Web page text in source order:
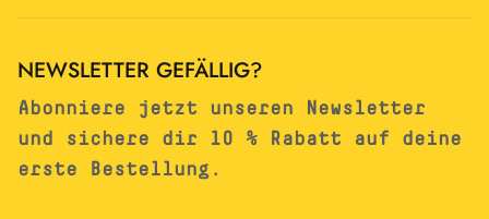
NEWSLETTER GEFÄLLIG?
Abonniere jetzt unseren Newsletter
und sichere dir 10 % Rabatt auf deine
erste Bestellung.